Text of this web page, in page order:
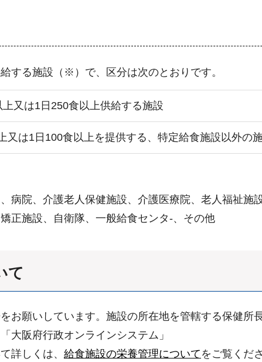
する施設（※）で、区分は次のとおりです。
上又は1日250食以上供給する施設
又は1日100食以上を提供する、特定給食施設以外の
病院、介護老人保健施設、介護医療院、老人福祉施
正施設、自衛隊、一般給食センタ-、その他
て
お願いしています。施設の所在地を管轄する保健所
大阪府行政オンラインシステム」
詳しくは、 給食施設の栄養管理について をご覧くだ